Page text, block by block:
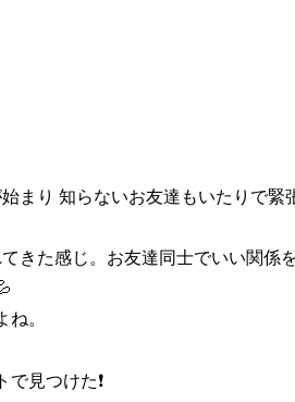
まり 知らないお友達もいたりで緊
きた感じ。お友達同士でいい関係
。
見つけた❗️